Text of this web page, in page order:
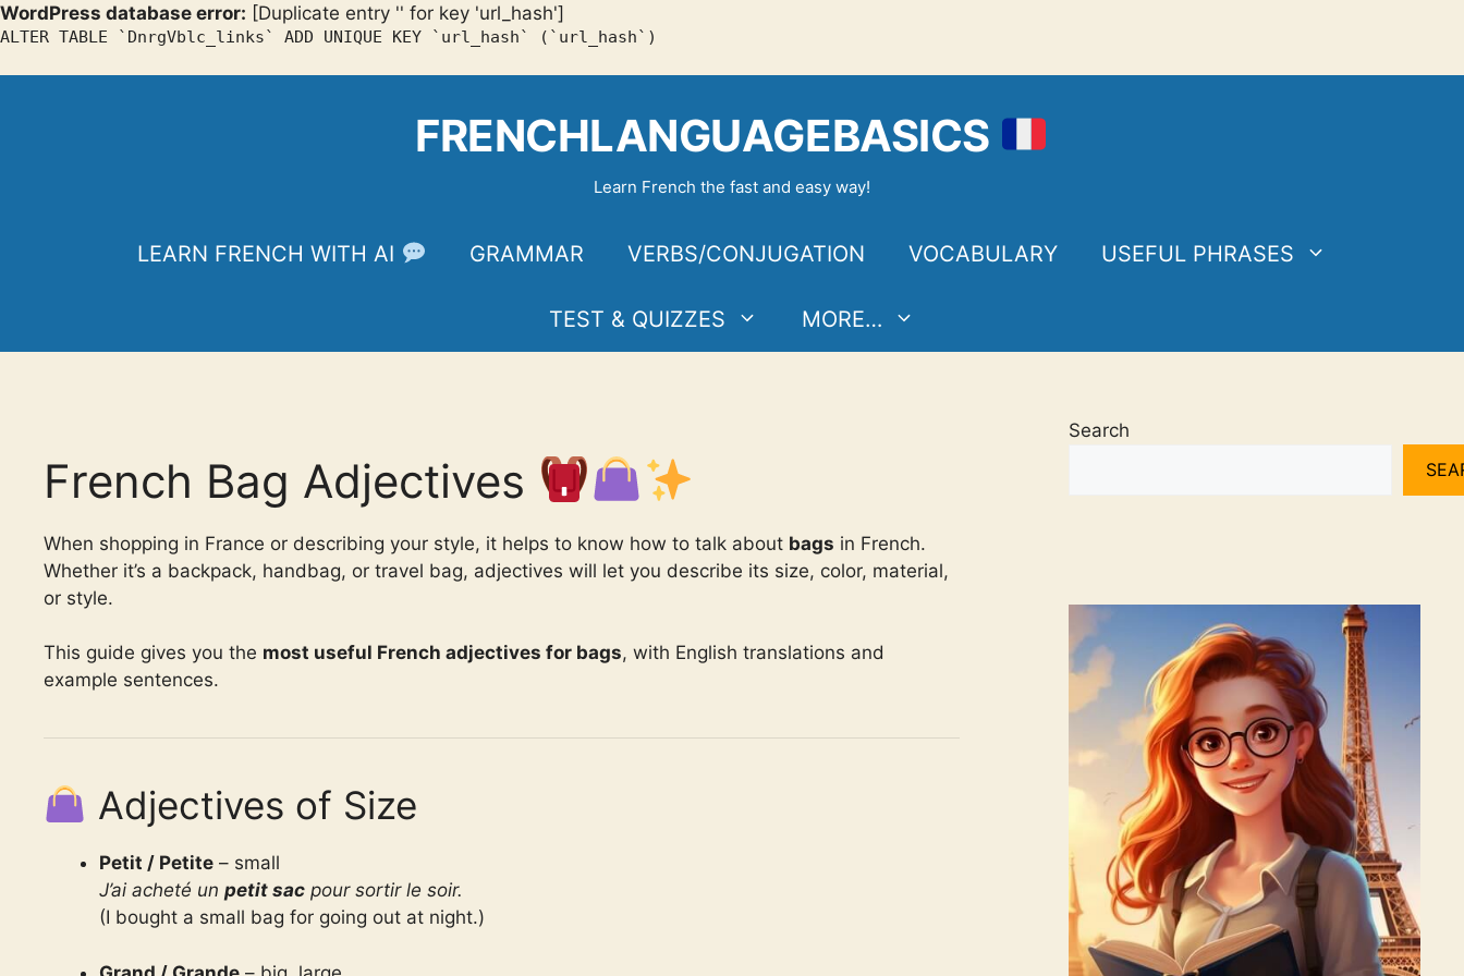
WordPress database error: [Duplicate entry '' for key 'url_hash']
ALTER TABLE `DnrgVblc_links` ADD UNIQUE KEY `url_hash` (`url_hash`)
FRENCHLANGUAGEBASICS
Learn French the fast and easy way!
LEARN FRENCH WITH AI GRAMMAR VERBS/CONJUGATION VOCABULARY USEFUL PHRASES
TEST & QUIZZES MORE…
French Bag Adjectives
When shopping in France or describing your style, it helps to know how to talk about bags in French.
Whether it’s a backpack, handbag, or travel bag, adjectives will let you describe its size, color, material,
or style.
This guide gives you the most useful French adjectives for bags, with English translations and
example sentences.
Adjectives of Size
Petit / Petite – small
J’ai acheté un petit sac pour sortir le soir.
(I bought a small bag for going out at night.)
Search